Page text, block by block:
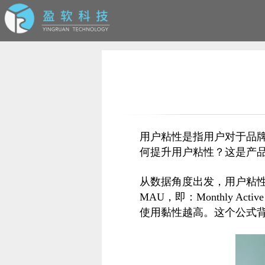
用户粘性是指用户对于品
何提升用户粘性？这是产
从数据角度出发，用户粘
MAU，即：Monthly
使用黏性越高。这个公式